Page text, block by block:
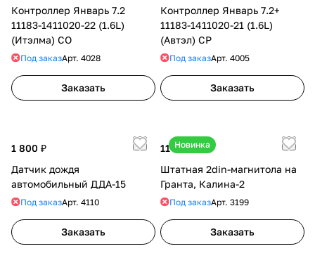
Контроллер Январь 7.2
11183-1411020-22 (1.6L)
(Итэлма) СО
Под заказАрт. 4028
Заказать
Контроллер Январь 7.2+
11183-1411020-21 (1.6L)
(Автэл) СР
Под заказАрт. 4005
Заказать
1 800 ₽
Датчик дождя
автомобильный ДДА-15
Под заказАрт. 4110
Заказать
Новинка
11 800 ₽
Штатная 2din-магнитола на
Гранта, Калина-2
Под заказАрт. 3199
Заказать